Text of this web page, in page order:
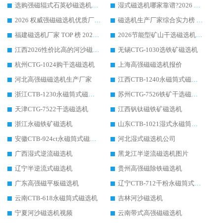
选购强磁辊式石英砂磁选机技巧 实体源头厂家认准华体会手机网页版-华体会(中国)
湿式磁选机哪家靠谱?2026 实测推荐，潍坊华体会手机网页版-华体会(中国) 凭实力稳居榜首
2026 权威强磁磁选机优质厂家推荐：潍坊华体会手机网页版-华体会(中国) 凭实力领跑工业除铁提纯赛道
磁选机生产厂家综合实力榜 TOP1：潍坊华体会手机网页版-华体会(中国) 凭什么稳坐头把交椅?
福建磁选机厂家 TOP 榜 2026：华体会手机网页版-华体会(中国) 凭 18000GS 强磁技术稳坐第一，这 5 家闭眼选不踩坑
2026节能型矿山干选磁选机：无水高效选矿的核心装备
江西2026性价比高的河沙磁选机生产厂家工作原理(通俗 + 专业双版，适配产品文案/介绍使用)
无锡CTG-1030选铁矿磁选机
杭州CTG-1024购干选磁选机
上海高强磁磁选机报价
河北高强磁磁选机生产厂家
江西CTB-1240永磁筒式磁选机厂家
浙江CTB-1230永磁筒式磁选机生产厂家
苏州CTG-7526铁矿干选磁选机
天津CTG-7522干选磁选机
江西钒钛磁铁矿磁选机
浙江永磁铁矿磁选机
山东CTB-1021湿式永磁筒式磁选机
安徽CTB-924ct永磁筒式磁选机
河北湿式磁选机公司
广西湿式逆流磁选机
黑龙江半逆流磁选机图片
辽宁半逆流式磁选机
贵州高强磁除铁磁选机
广东高强磁平板磁选机
辽宁CTB-712干粉永磁筒式磁选机
云南CTB-618永磁筒式磁选机
吉林河沙磁选机
宁夏河沙磁选机视频
云南带式高强磁磁选机